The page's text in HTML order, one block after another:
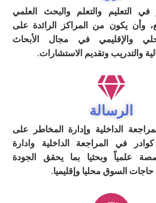
والتعلم والبحث العلمي
المراكز الرائدة على
في مجال الأبحاث
وتقديم الاستشارات.
وإدارة المخاطر على
الداخلية وادارة
بما يحقق الجودة
محليا وإقليميا.